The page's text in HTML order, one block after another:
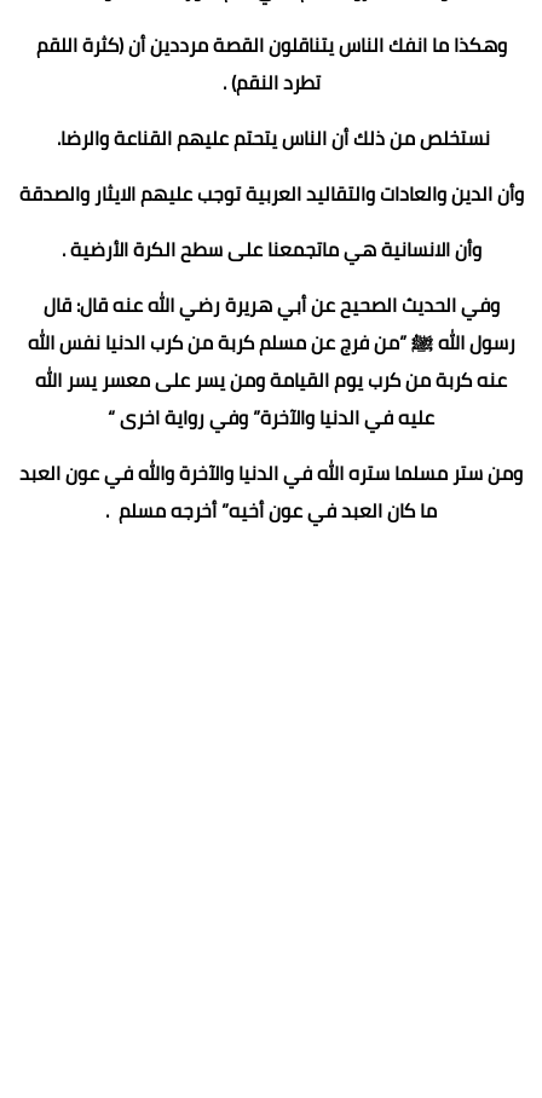
وهكذا ما انفك الناس يتناقلون القصة مرددين أن (كثرة اللقم
تطرد النقم) .
نستخلص من ذلك أن الناس يتحتم عليهم القناعة والرضا.
وأن الدين والعادات والتقاليد العربية توجب عليهم الايثار والصدقة
وأن الانسانية هي ماتجمعنا على سطح الكرة الأرضية .
وفي الحديث الصحيح عن أبي هريرة رضي الله عنه قال: قال
رسول الله ﷺ ”من فرج عن مسلم كربة من كرب الدنيا نفس الله
عنه كربة من كرب يوم القيامة ومن يسر على معسر يسر الله
عليه في الدنيا والآخرة” وفي رواية اخرى “
ومن ستر مسلما ستره الله في الدنيا والآخرة والله في عون العبد
ما كان العبد في عون أخيه” أخرجه مسلم .